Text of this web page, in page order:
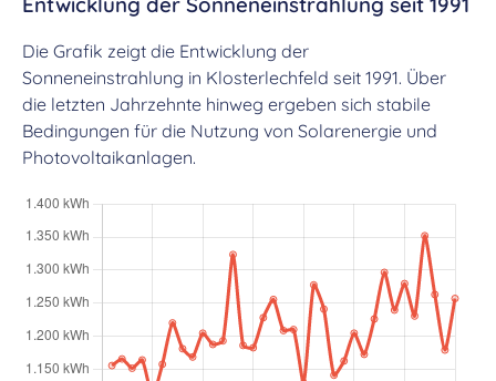
Die Grafik zeigt die Entwicklung der
Sonneneinstrahlung in Klosterlechfeld seit 1991. Über
die letzten Jahrzehnte hinweg ergeben sich stabile
Bedingungen für die Nutzung von Solarenergie und
Photovoltaikanlagen.